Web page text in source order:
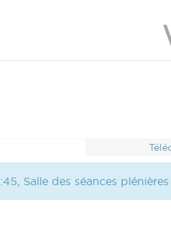
Salle des séances plénières